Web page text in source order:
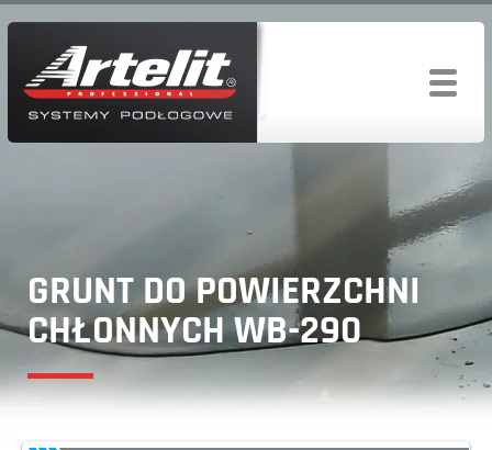
GRUNT DO POWIERZCHNI
CHŁONNYCH WB-290